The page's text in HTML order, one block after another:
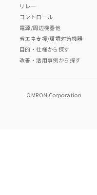
リレー
コントロール
電源/周辺機器他
省エネ支援/環境対策機器
目的・仕様から探す
改善・活用事例から探す
OMRON Corporation